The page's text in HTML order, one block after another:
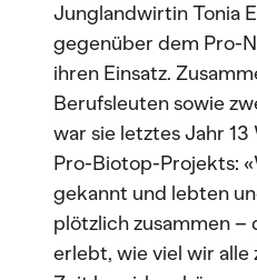
Junglandwirtin Tonia
gegenüber dem Pro-
ihren Einsatz.
Berufsleuten sowie
war sie letztes Jahr
Pro-Biotop-Projekts:
gekannt und lebten
plötzlich zusammen –
erlebt, wie viel wir alle